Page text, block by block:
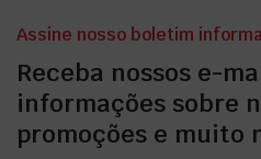
Assine nosso boletim
Receba nossos e-
informações sobre
promoções e muito